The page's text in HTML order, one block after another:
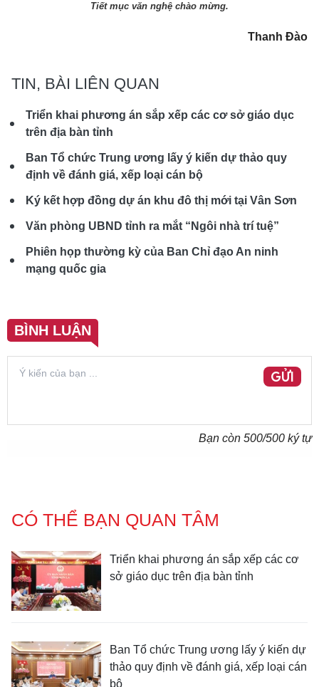
Tiết mục văn nghệ chào mừng.
Thanh Đào
TIN, BÀI LIÊN QUAN
Triển khai phương án sắp xếp các cơ sở giáo dục
trên địa bàn tỉnh
Ban Tổ chức Trung ương lấy ý kiến dự thảo quy
định về đánh giá, xếp loại cán bộ
Ký kết hợp đồng dự án khu đô thị mới tại Vân Sơn
Văn phòng UBND tỉnh ra mắt “Ngôi nhà trí tuệ”
Phiên họp thường kỳ của Ban Chỉ đạo An ninh
mạng quốc gia
BÌNH LUẬN
GỬI
Bạn còn 500/500 ký tự
CÓ THỂ BẠN QUAN TÂM
Triển khai phương án sắp xếp các cơ
sở giáo dục trên địa bàn tỉnh
Ban Tổ chức Trung ương lấy ý kiến dự
thảo quy định về đánh giá, xếp loại cán
bộ